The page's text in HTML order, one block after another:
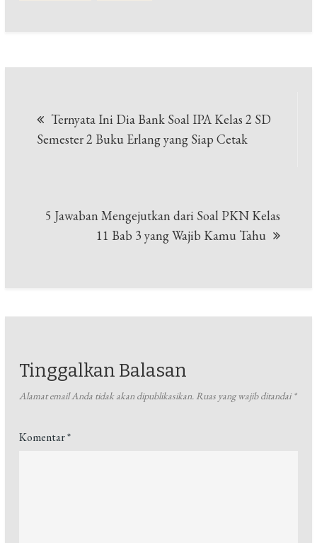
pos
Ternyata Ini Dia Bank Soal IPA Kelas 2 SD
Semester 2 Buku Erlang yang Siap Cetak
5 Jawaban Mengejutkan dari Soal PKN Kelas
11 Bab 3 yang Wajib Kamu Tahu
Tinggalkan Balasan
Alamat email Anda tidak akan dipublikasikan. Ruas yang wajib ditandai *
Komentar*